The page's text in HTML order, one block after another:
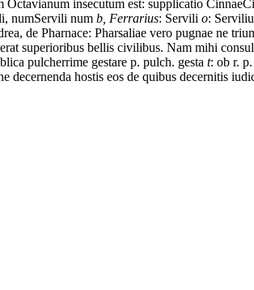
Octavianum insecutum est: supplicatio Cinnae
numServili num b, Ferrarius: Servili o:
de Pharnace: Pharsaliae vero pugnae ne
superioribus bellis civilibus. Nam mihi
pulcherrime gestare p. pulch. gesta t: ob r.
decernenda hostis eos de quibus decernitis